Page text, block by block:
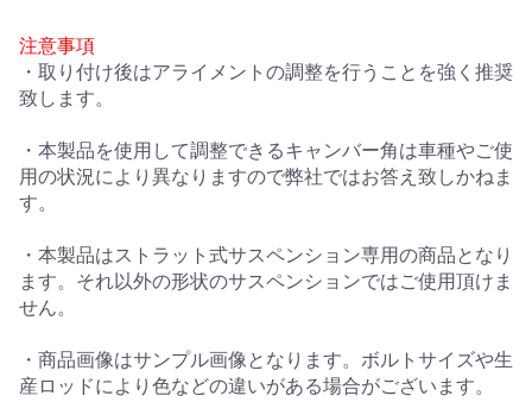
注意事項
・取り付け後はアライメントの調整を行うことを強く推奨
致します。
・本製品を使用して調整できるキャンバー角は車種やご使
用の状況により異なりますので弊社ではお答え致しかねま
す。
・本製品はストラット式サスペンション専用の商品となり
ます。それ以外の形状のサスペンションではご使用頂けま
せん。
・商品画像はサンプル画像となります。ボルトサイズや生
産ロッドにより色などの違いがある場合がございます。